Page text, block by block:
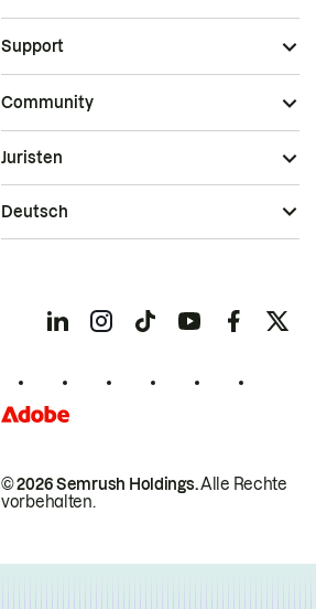
Support
Community
© 2026 Semrush Holdings.Alle Rechte
vorbehalten.
Juristen
Deutsch